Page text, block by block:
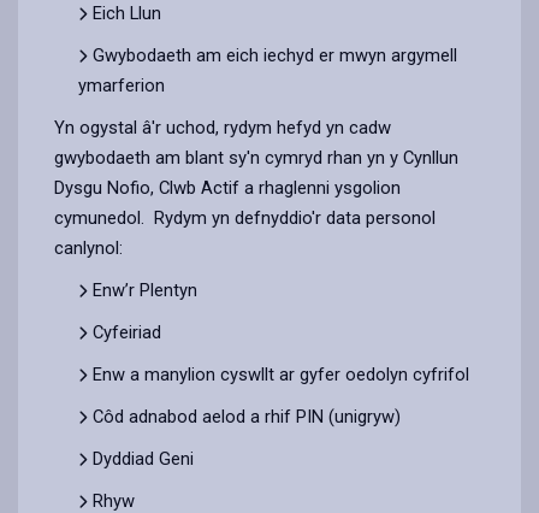
Eich Llun
Gwybodaeth am eich iechyd er mwyn argymell
ymarferion
Yn ogystal â'r uchod, rydym hefyd yn cadw
gwybodaeth am blant sy'n cymryd rhan yn y Cynllun
Dysgu Nofio, Clwb Actif a rhaglenni ysgolion
cymunedol. Rydym yn defnyddio'r data personol
canlynol:
Enw’r Plentyn
Cyfeiriad
Enw a manylion cyswllt ar gyfer oedolyn cyfrifol
Côd adnabod aelod a rhif PIN (unigryw)
Dyddiad Geni
Rhyw